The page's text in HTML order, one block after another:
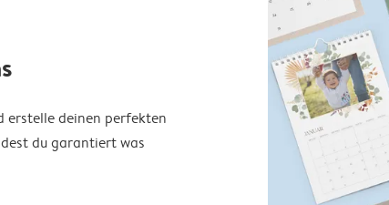
erstelle deinen perfekten
du garantiert was